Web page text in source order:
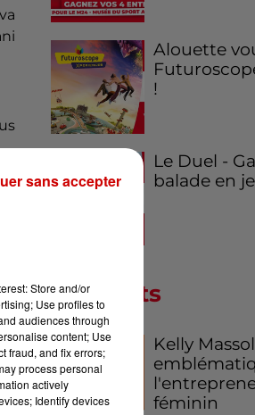
Alouette
!
Le Duel -
balade en
Podcasts
Kelly
féminin
Store and/or
Use profiles to
audiences through
content; Use
fraud, and fix errors;
process personal
actively
Identify devices
sans accepter